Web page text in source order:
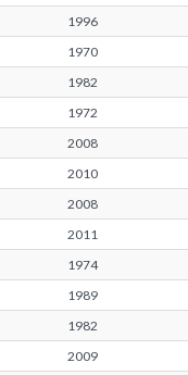
1996
1970
1982
1972
2008
2010
2008
2011
1974
1989
1982
2009